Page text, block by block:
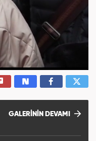
GALERİNİN DEVAMI